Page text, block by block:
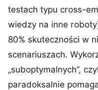
testach typu cross-
wiedzy na inne
80% skuteczności w
scenariuszach.
„suboptymalnych”,
paradoksalnie